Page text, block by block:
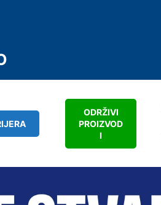
ODRŽIVI
PROIZVOD
I